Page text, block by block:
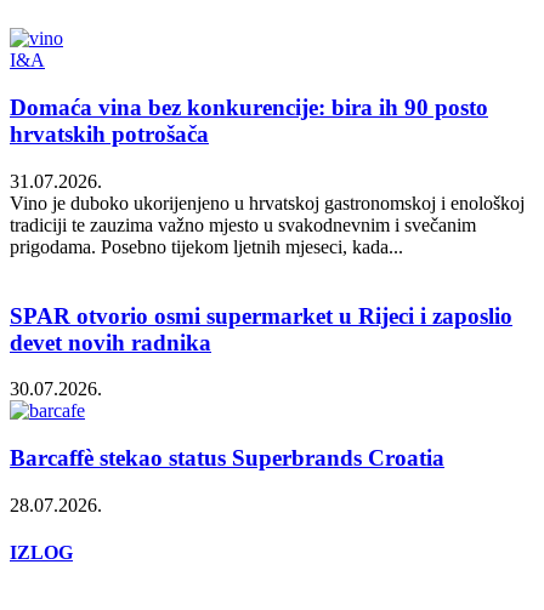
I&A
Domaća vina bez konkurencije: bira ih 90 posto
hrvatskih potrošača
31.07.2026.
Vino je duboko ukorijenjeno u hrvatskoj gastronomskoj i enološkoj
tradiciji te zauzima važno mjesto u svakodnevnim i svečanim
prigodama. Posebno tijekom ljetnih mjeseci, kada...
SPAR otvorio osmi supermarket u Rijeci i zaposlio
devet novih radnika
30.07.2026.
Barcaffè stekao status Superbrands Croatia
28.07.2026.
IZLOG